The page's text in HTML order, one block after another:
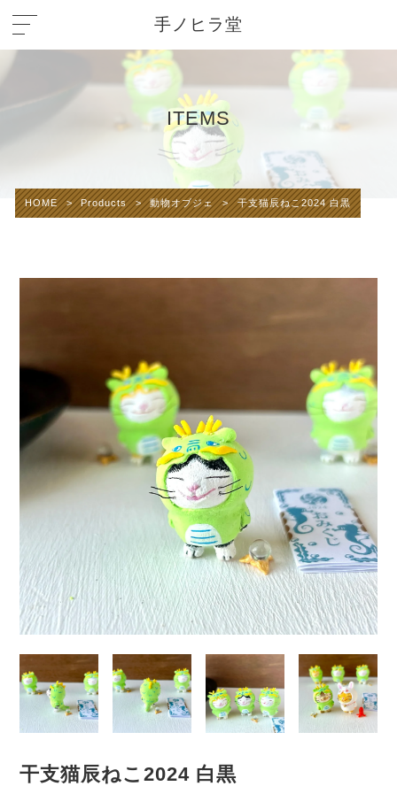
手ノヒラ堂
ITEMS
HOME > Products > 動物オブジェ > 干支猫辰ねこ2024 白黒
干支猫辰ねこ2024 白黒